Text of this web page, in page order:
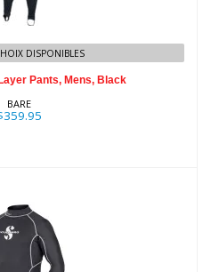
Layer Pants, Mens,
DISPONIBLES
Pants, Mens, Black
BARE